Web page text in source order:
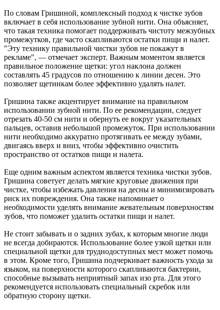
По словам Гришиной, комплексный подход к чистке зубов
включает в себя использование зубной нити. Она объясняет,
что такая техника помогает поддерживать чистоту межзубных
промежутков, где часто скапливаются остатки пищи и налет.
"Эту технику правильной чистки зубов не покажут в
рекламе", — отмечает эксперт. Важным моментом является
правильное положение щетки: угол наклона должен
составлять 45 градусов по отношению к линии десен. Это
позволяет щетинкам более эффективно удалять налет.
Гришина также акцентирует внимание на правильном
использовании зубной нити. По ее рекомендации, следует
отрезать 40-50 см нити и обернуть ее вокруг указательных
пальцев, оставив небольшой промежуток. При использовании
нити необходимо аккуратно протягивать ее между зубами,
двигаясь вверх и вниз, чтобы эффективно очистить
пространство от остатков пищи и налета.
Еще одним важным аспектом является техника чистки зубов.
Гришина советует делать мягкие круговые движения при
чистке, чтобы избежать давления на десны и минимизировать
риск их повреждения. Она также напоминает о
необходимости уделять внимание жевательным поверхностям
зубов, что поможет удалить остатки пищи и налет.
Не стоит забывать и о задних зубах, к которым многие люди
не всегда добираются. Использование более узкой щетки или
специальной щетки для труднодоступных мест может помочь
в этом. Кроме того, Гришина подчеркивает важность ухода за
языком, на поверхности которого скапливаются бактерии,
способные вызывать неприятный запах изо рта. Для этого
рекомендуется использовать специальный скребок или
обратную сторону щетки.